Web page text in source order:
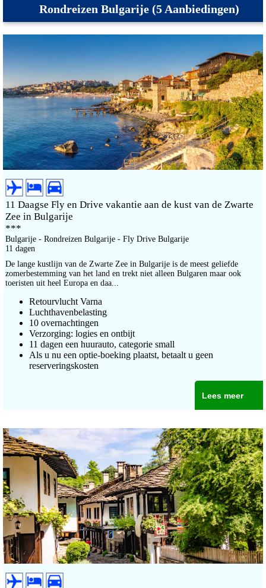
Rondreizen Bulgarije (5 Aanbiedingen)
11 Daagse Fly en Drive vakantie aan de kust van de Zwarte
Zee in Bulgarije
***
Bulgarije - Rondreizen Bulgarije - Fly Drive Bulgarije
11 dagen
De lange kustlijn van de Zwarte Zee in Bulgarije is de meest geliefde
zomerbestemming van het land en trekt niet alleen Bulgaren maar ook
toeristen uit heel Europa en daa...
Retourvlucht Varna
Luchthavenbelasting
10 overnachtingen
Verzorging: logies en ontbijt
11 dagen een huurauto, categorie small
Als u nu een optie-boeking plaatst, betaalt u geen
reserveringskosten
Lees meer